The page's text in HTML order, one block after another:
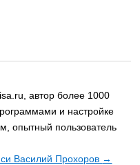
автор более 1000
и настройке
опытный пользователь
Василий Прохоров →